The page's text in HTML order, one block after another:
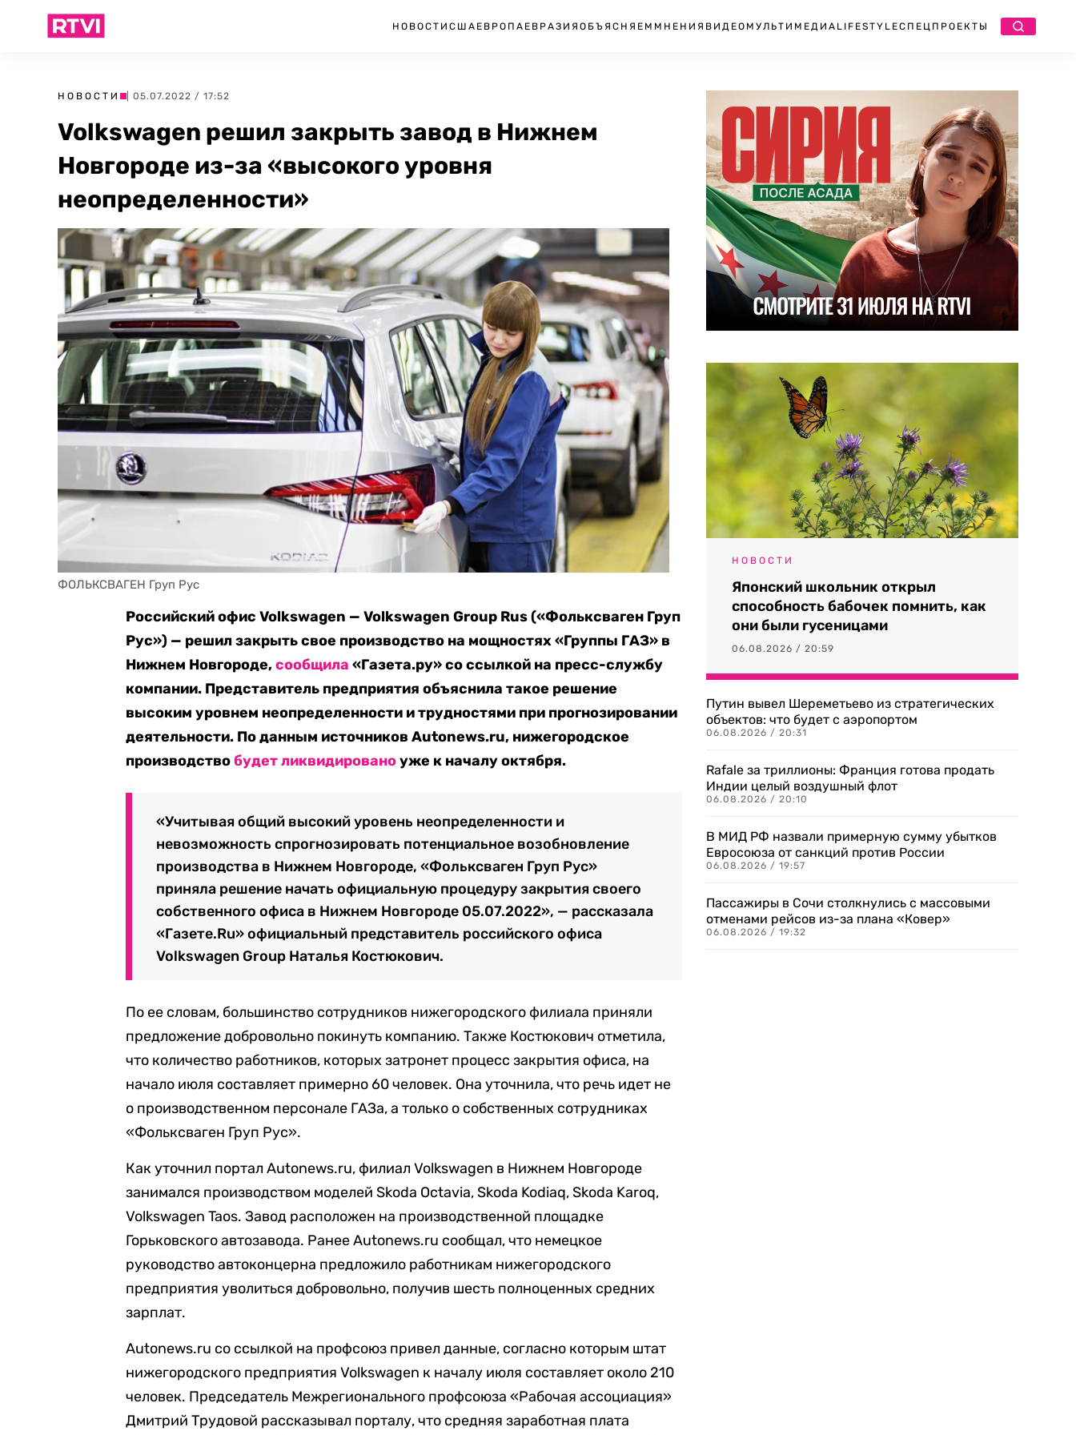
НОВОСТИ США ЕВРОПА ЕВРАЗИЯ ОБЪЯСНЯЕМ МНЕНИЯ ВИДЕО МУЛЬТИМЕДИА LIFESTYLEСПЕЦПРОЕКТЫ
НОВОСТИ | 05.07.2022 / 17:52
Volkswagen решил закрыть завод в Нижнем
Новгороде из-за «высокого уровня
неопределенности»
ФОЛЬКСВАГЕН Груп Рус
Российский офис Volkswagen — Volkswagen Group Rus («Фольксваген Груп
Рус») — решил закрыть свое производство на мощностях «Группы ГАЗ» в
Нижнем Новгороде,сообщила «Газета.ру» со ссылкой на пресс-службу
компании. Представитель предприятия объяснила такое решение
высоким уровнем неопределенности и трудностями при прогнозировании
деятельности. По данным источников Autonews.ru, нижегородское
производствобудет ликвидированоуже к началу октября.
«Учитывая общий высокий уровень неопределенности и
невозможность спрогнозировать потенциальное возобновление
производства в Нижнем Новгороде, «Фольксваген Груп Рус»
приняла решение начать официальную процедуру закрытия своего
собственного офиса в Нижнем Новгороде 05.07.2022», — рассказала
«Газете.Ru» официальный представитель российского офиса
Volkswagen Group Наталья Костюкович.
По ее словам, большинство сотрудников нижегородского филиала приняли
предложение добровольно покинуть компанию. Также Костюкович отметила,
что количество работников, которых затронет процесс закрытия офиса, на
начало июля составляет примерно 60 человек. Она уточнила, что речь идет не
о производственном персонале ГАЗа, а только о собственных сотрудниках
«Фольксваген Груп Рус».
Как уточнил портал Autonews.ru, филиал Volkswagen в Нижнем Новгороде
занимался производством моделей Skoda Octavia, Skoda Kodiaq, Skoda Karoq,
Volkswagen Taos. Завод расположен на производственной площадке
Горьковского автозавода. Ранее Autonews.ru сообщал, что немецкое
руководство автоконцерна предложило работникам нижегородского
предприятия уволиться добровольно, получив шесть полноценных средних
зарплат.
Autonews.ru со ссылкой на профсоюз привел данные, согласно которым штат
нижегородского предприятия Volkswagen к началу июля составляет около 210
человек. Председатель Межрегионального профсоюза «Рабочая ассоциация»
Дмитрий Трудовой рассказывал порталу, что средняя заработная плата
НОВОСТИ
Японский школьник открыл
способность бабочек помнить, как
они были гусеницами
06.08.2026 / 20:59
Путин вывел Шереметьево из стратегических
объектов: что будет с аэропортом
06.08.2026 / 20:31
Rafale за триллионы: Франция готова продать
Индии целый воздушный флот
06.08.2026 / 20:10
В МИД РФ назвали примерную сумму убытков
Евросоюза от санкций против России
06.08.2026 / 19:57
Пассажиры в Сочи столкнулись с массовыми
отменами рейсов из-за плана «Ковер»
06.08.2026 / 19:32